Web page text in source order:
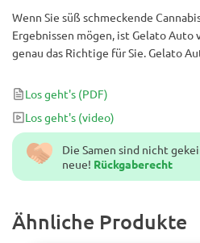
Die Samen sind nicht
neue! Rückgaberecht
Ähnliche Produkte
Wenn Sie süß schmeckende
Ergebnissen mögen, ist Gelato Auto
genau das Richtige für Sie. Gelato
zwischen Gelato und Girl Scout
wunderbare Hybride, die nach nur 75
500 g / m² dichte, klebrige
Los geht's (PDF)
Los geht's (video)